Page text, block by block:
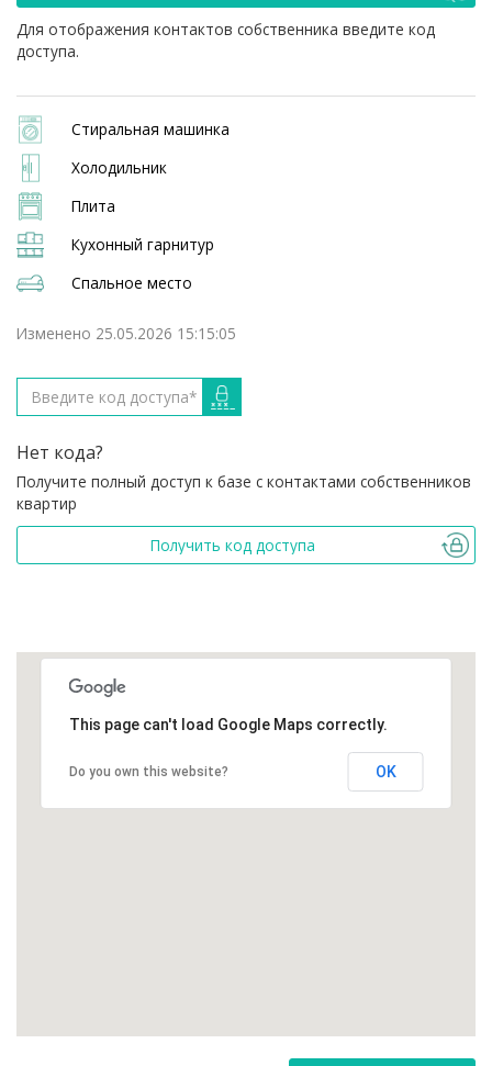
Для отображения контактов собственника введите код
доступа.
Стиральная машинка
Холодильник
Плита
Кухонный гарнитур
Спальное место
Изменено 25.05.2026 15:15:05
Нет кода?
Получите полный доступ к базе с контактами собственников
квартир
Получить код доступа
This page can't load Google Maps correctly.
Do you own this website? OK